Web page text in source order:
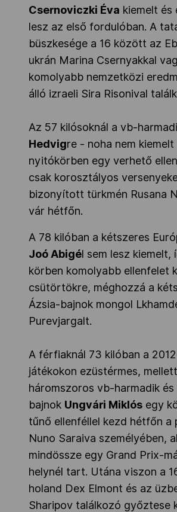
Csernoviczki Éva kiemelt és
lesz az első fordulóban. A
büszkesége a 16 között az
ukrán Marina Csernyakkal
komolyabb nemzetközi
álló izraeli Sira Risonival
Az 57 kilósoknál a vb-
Hedvigre - noha nem kiemelt
nyitókörben egy verhető
csak korosztályos
bizonyított türkmén Rusana
vár hétfőn.
A 78 kilóban a kétszeres
Joó Abigél sem lesz kiemelt,
körben komolyabb ellenfelet
csütörtökre, méghozzá a
Ázsia-bajnok mongol
Purevjargalt.
A férfiaknál 73 kilóban a
játékokon ezüstérmes,
háromszoros vb-harmadik és
bajnok Ungvári Miklós egy
tűnő ellenféllel kezd hétfőn a
Nuno Saraiva személyében,
mindössze egy Grand Prix-
helynél tart. Utána viszon a
holand Dex Elmont és az
Sharipov találkozó győztese